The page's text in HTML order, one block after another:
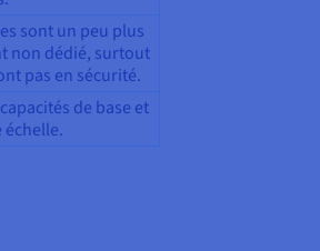
sont un peu plus
non dédié, surtout
pas en sécurité.
de base et
échelle.